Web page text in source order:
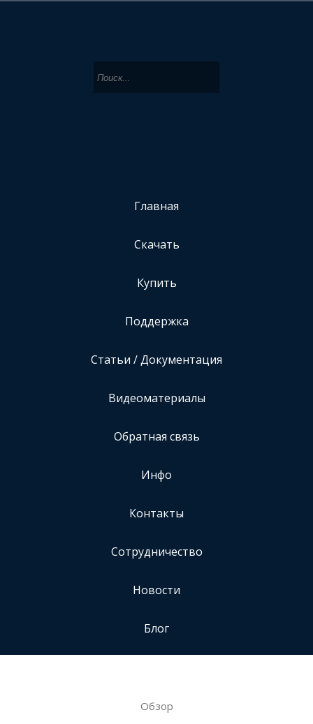
Главная
Скачать
Купить
Поддержка
Статьи / Документация
Видеоматериалы
Обратная связь
Инфо
Контакты
Сотрудничество
Новости
Блог
Обзор